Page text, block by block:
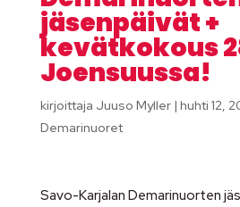
jäsenpäivät +
kevätkokous
Joensuussa!
kirjoittaja Juuso Myller| huhti 12,
Demarinuoret
Savo-Karjalan Demarinuorten